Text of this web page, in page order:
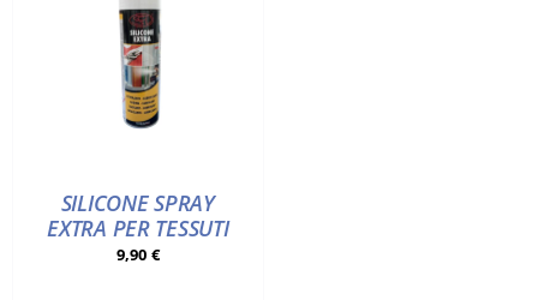
Chi sono
SILICONE SPRAY
EXTRA PER TESSUTI
9,90 €